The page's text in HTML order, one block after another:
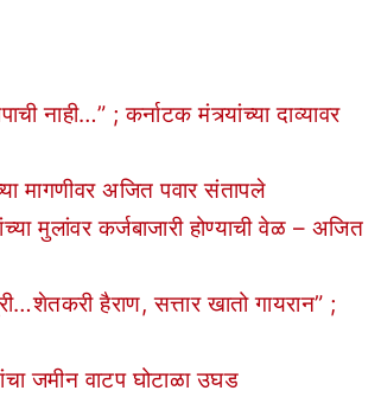
नाही…” ; कर्नाटक मंत्र्यांच्या दाव्यावर
मागणीवर अजित पवार संतापले
कर्जबाजारी होण्याची वेळ – अजित
हैराण, सत्तार खातो गायरान” ;
जमीन वाटप घोटाळा उघड